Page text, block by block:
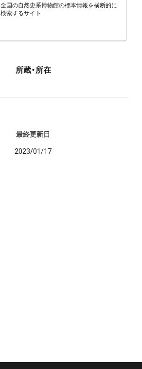
全国の自然史系博物館の標本情報を横断的に
検索するサイト
所蔵・所在
最終更新日
2023/01/17